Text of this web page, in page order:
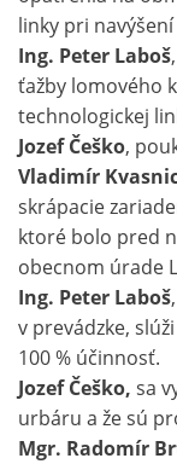
linky pri navýšení
Ing. Peter Laboš
ťažby lomového
technologickej
Jozef Češko,
Vladimír
skrápacie
ktoré bolo pred
obecnom úrade
Ing. Peter Laboš
v prevádzke,
100 % účinnosť.
Jozef Češko, sa
urbáru a že sú
Mgr. Radomír